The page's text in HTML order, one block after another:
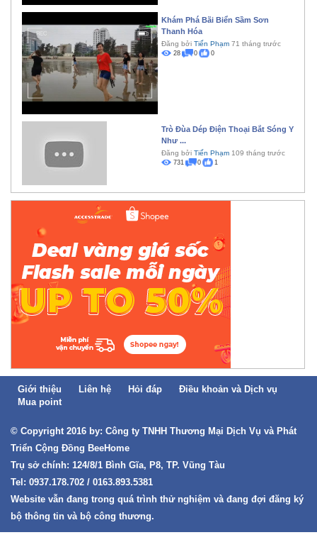
Khám Phá Bãi Biển Sầm Sơn
Thanh Hóa
Đăng bởi Tiến Phạm 71 tháng trước
28 0 0
Trò Đùa Dép Điện Thoại Bắt Sóng Y
Như ...
Đăng bởi Tiến Phạm 109 tháng trước
731 0 1
Giới thiệu Liên hệ Hỏi đáp
Điều khoản và Dịch vụ
Mua point
© Copyright 2016 by: Công ty TNHH Thương Mại Dịch Vụ và Phát
Triển Cộng Đồng BeeHome
Trụ sở chính: 124/8/1 Bình Gĩa, P8, TP. Vũng Tàu
Tel: 0937.178.702 / 0163.893.5381
Website vẫn đang trong quá trình thử nghiệm và đang đợi đăng ký
bộ thông tin và bộ công thương.